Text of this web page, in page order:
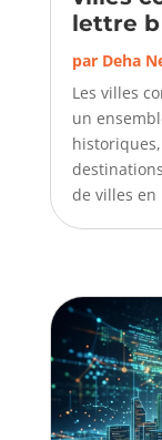
lettre b
par Deha
Les villes
un
de villes en